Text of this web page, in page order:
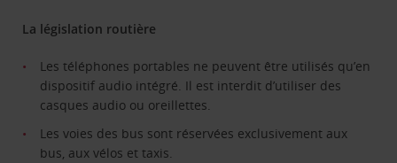
La législation routière
Les téléphones portables ne peuvent être utilisés qu’en
dispositif audio intégré. Il est interdit d’utiliser des
casques audio ou oreillettes.
Les voies des bus sont réservées exclusivement aux
bus, aux vélos et taxis.